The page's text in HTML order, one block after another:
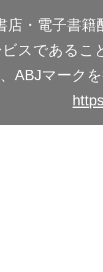
店・電子書
スであるこ
ABJマーク